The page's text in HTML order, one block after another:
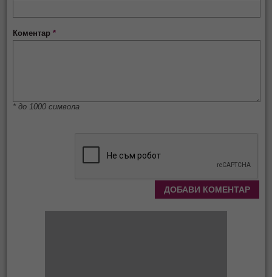
Коментар*
* до 1000 символа